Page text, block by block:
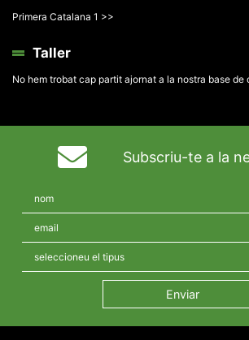
Primera Catalana 1 >>
Taller
No hem trobat cap partit ajornat a la nostra base de
Subscriu-te a la